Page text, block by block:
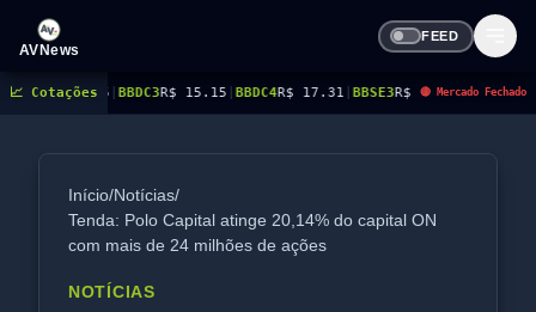
AVNews
FEED
📈 Cotações
|BBDC3R$ 15.15|BBDC4R$ 17.31|BBSE3R$ 38.38|BEES3R$ 8.78|BEES4
🔴 Mercado Fechado
Início/Notícias/
Tenda: Polo Capital atinge 20,14% do capital ON
com mais de 24 milhões de ações
NOTÍCIAS